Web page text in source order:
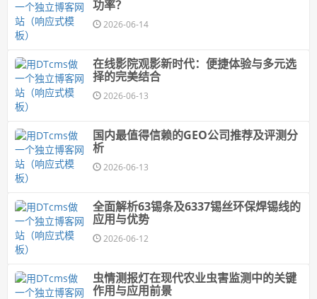
功率？
2026-06-14
在线影院观影新时代：便捷体验与多元选
择的完美结合
2026-06-13
国内最值得信赖的GEO公司推荐及评测分
析
2026-06-13
全面解析63锡条及6337锡丝环保焊锡线的
应用与优势
2026-06-12
虫情测报灯在现代农业虫害监测中的关键
作用与应用前景